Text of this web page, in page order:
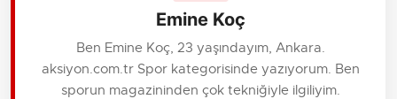
Emine Koç
Ben Emine Koç, 23 yaşındayım, Ankara.
aksiyon.com.tr Spor kategorisinde yazıyorum. Ben
sporun magazininden çok tekniğiyle ilgiliyim.